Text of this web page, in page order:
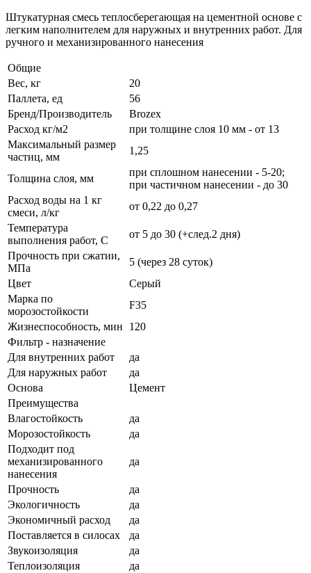
Штукатурная смесь теплосберегающая на цементной основе с
легким наполнителем для наружных и внутренних работ. Для
ручного и механизированного нанесения
Общие
Вес, кг
20
Паллета, ед
56
Бренд/Производитель
Brozex
Расход кг/м2
при толщине слоя 10 мм - от 13
Максимальный размер
частиц, мм
1,25
Толщина слоя, мм
при сплошном нанесении - 5-20;
при частичном нанесении - до 30
Расход воды на 1 кг
смеси, л/кг
от 0,22 до 0,27
Температура
выполнения работ, C
от 5 до 30 (+след.2 дня)
Прочность при сжатии,
МПа
5 (через 28 суток)
Цвет
Серый
Марка по
морозостойкости
F35
Жизнеспособность, мин
120
Фильтр - назначение
Для внутренних работ
да
Для наружных работ
да
Основа
Цемент
Преимущества
Влагостойкость
да
Морозостойкость
да
Подходит под
механизированного
нанесения
да
Прочность
да
Экологичность
да
Экономичный расход
да
Поставляется в силосах
да
Звукоизоляция
да
Теплоизоляция
да